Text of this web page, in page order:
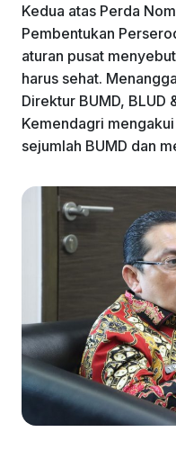
Kedua atas Perda
Pembentukan
aturan pusat
harus sehat.
Direktur BUMD, BLUD
Kemendagri
sejumlah BUMD dan